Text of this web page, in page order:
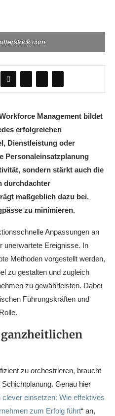
Management bildet
erfolgreichen
Dienstleistung oder
Personaleinsatzplanung
sondern stärkt auch die
durchdachter
maßgeblich dazu bei,
zu minimieren.
Anpassungen an
unerwartete Ereignisse. In
Methoden vorgestellt werden,
zu gestalten und zugleich
zu gewährleisten. Dabei
Führungskräften und
zu orchestrieren, braucht
Genau hier
clever einsetzen: Wie effektives
zum Erfolg führt“ an,